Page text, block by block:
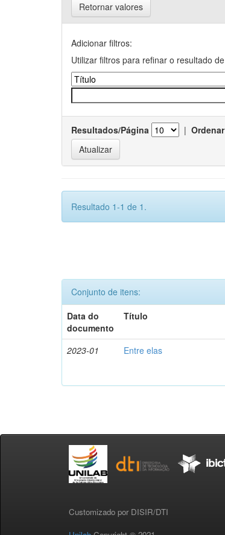
Retornar valores
Adicionar filtros:
Utilizar filtros para refinar o resultado
Resultados/Página |
Resultado 1-1 de 1.
Conjunto de itens:
Data do
documento
Título
2023-01 Entre elas
Customizado por DISIR/DTI